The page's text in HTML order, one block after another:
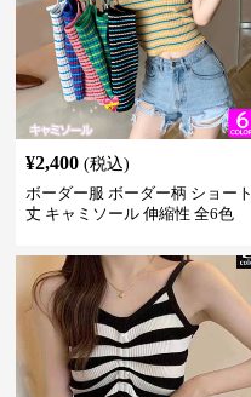
¥2,400 (税込)
ボーダー服 ボーダー柄 ショート
丈 キャミソール 伸縮性 全6色